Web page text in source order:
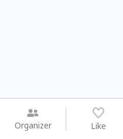
Organizer Like